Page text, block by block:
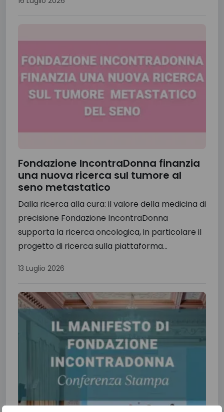
Fondazione IncontraDonna finanzia
una nuova ricerca sul tumore al
seno metastatico
Dalla ricerca alla cura: il valore della medicina di
precisione Fondazione IncontraDonna
supporta la ricerca oncologica, in particolare il
progetto di ricerca sulla piattaforma...
13 Luglio 2026